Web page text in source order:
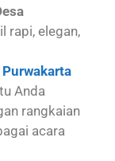
rapi, elegan,
Anda
rangkaian
acara